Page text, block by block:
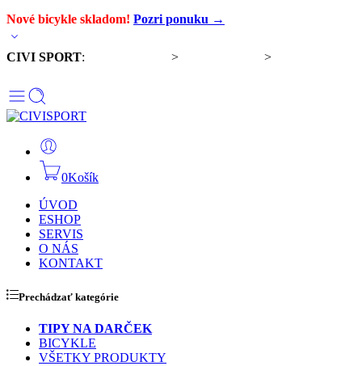
Nové bicykle skladom! Pozri ponuku →
CIVI SPORT: > >
0Košík
ÚVOD
ESHOP
SERVIS
O NÁS
KONTAKT
Prechádzať kategórie
TIPY NA DARČEK
BICYKLE
VŠETKY PRODUKTY